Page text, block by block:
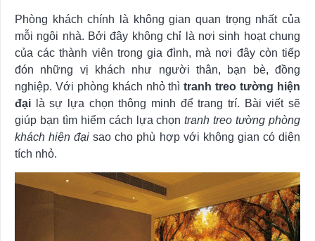
Phòng khách chính là không gian quan trọng nhất của
mỗi ngôi nhà. Bởi đây không chỉ là nơi sinh hoạt chung
của các thành viên trong gia đình, mà nơi đây còn tiếp
đón những vị khách như người thân, bạn bè, đồng
nghiệp. Với phòng khách nhỏ thìtranh treo tường hiện
đại
là sự lựa chọn thông minh để trang trí. Bài viết sẽ
giúp bạn tìm hiểm cách lựa chọntranh treo tường phòng
khách hiện đạisao cho phù hợp với không gian có diện
tích nhỏ.